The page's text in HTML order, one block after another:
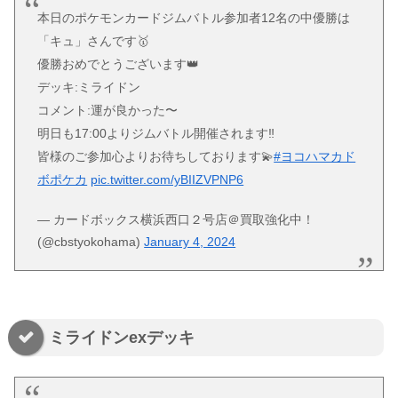
本日のポケモンカードジムバトル参加者12名の中優勝は
「キュ」さんです🥇
優勝おめでとうございます👑
デッキ:ミライドン
コメント:運が良かった〜
明日も17:00よりジムバトル開催されます‼️
皆様のご参加心よりお待ちしております💫#ヨコハマカド
ボポケカ pic.twitter.com/yBIIZVPNP6
— カードボックス横浜西口２号店＠買取強化中！
(@cbstyokohama)January 4, 2024
ミライドンexデッキ